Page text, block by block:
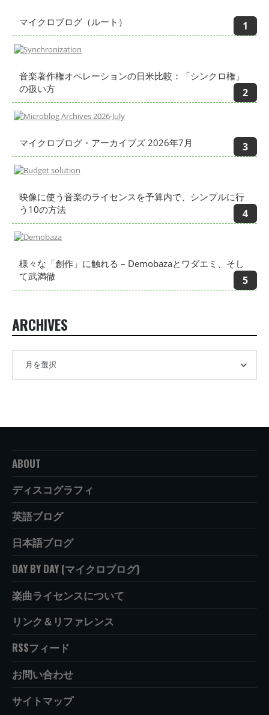
マイクロブログ（ルート）
音楽著作権オペレーションの日米比較：「シンクロ権」
の扱い方
マイクロブログ・アーカイブズ 2026年7月
映像に使う音楽のライセンスを予算内で、シンプルに行
う10の方法
様々な「創作」に触れる – Demobazaとワダエミ、そし
て武満徹
ARCHIVES
ABOUT
ディスコグラフィ
英語ブログ
日本語ブログ
DAY BY DAY (マイクロブログ)
楽曲ライセンスについて
リンク＆リファレンス
RSSフィード
お問い合わせ
サイトマップ